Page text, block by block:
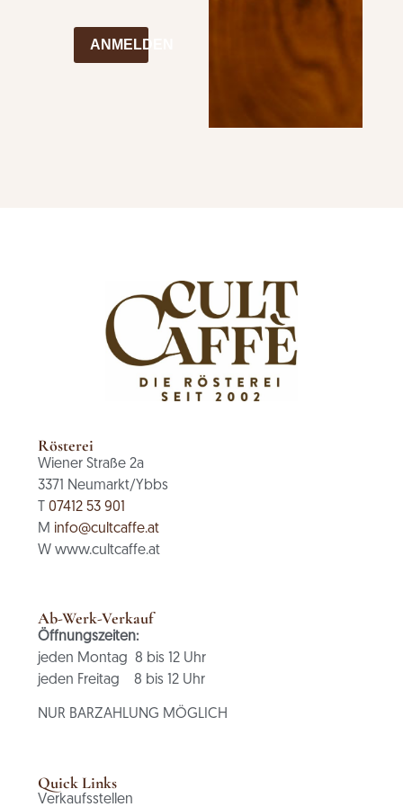
ANMELDEN
Rösterei
Wiener Straße 2a
3371 Neumarkt/Ybbs
T07412 53 901
M info@cultcaffe.at
W www.cultcaffe.at
Ab-Werk-Verkauf
Öffnungszeiten:
jeden Montag 8 bis 12 Uhr
jeden Freitag 8 bis 12 Uhr
NUR BARZAHLUNG MÖGLICH
Quick Links
Verkaufsstellen